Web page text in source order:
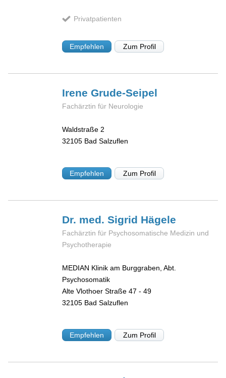
Privatpatienten
Empfehlen Zum Profil
IreneGrude-Seipel
Fachärztin für Neurologie
Waldstraße 2
32105 Bad Salzuflen
Empfehlen Zum Profil
Dr. med. Sigrid Hägele
Fachärztin für Psychosomatische Medizin und
Psychotherapie
MEDIAN Klinik am Burggraben, Abt.
Psychosomatik
Alte Vlothoer Straße 47 - 49
32105 Bad Salzuflen
Empfehlen Zum Profil